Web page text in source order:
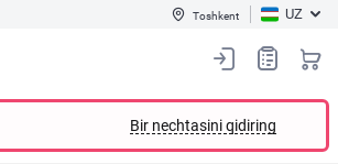
Toshkent UZ
Bir nechtasini qidiring